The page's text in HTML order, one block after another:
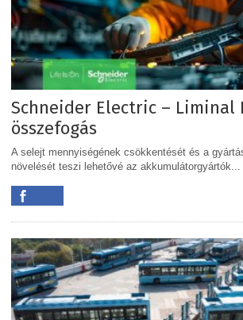
Schneider Electric – Liminal
összefogás
A selejt mennyiségének csökkentését és a
növelését teszi lehetővé az akkumulátorgyártók...